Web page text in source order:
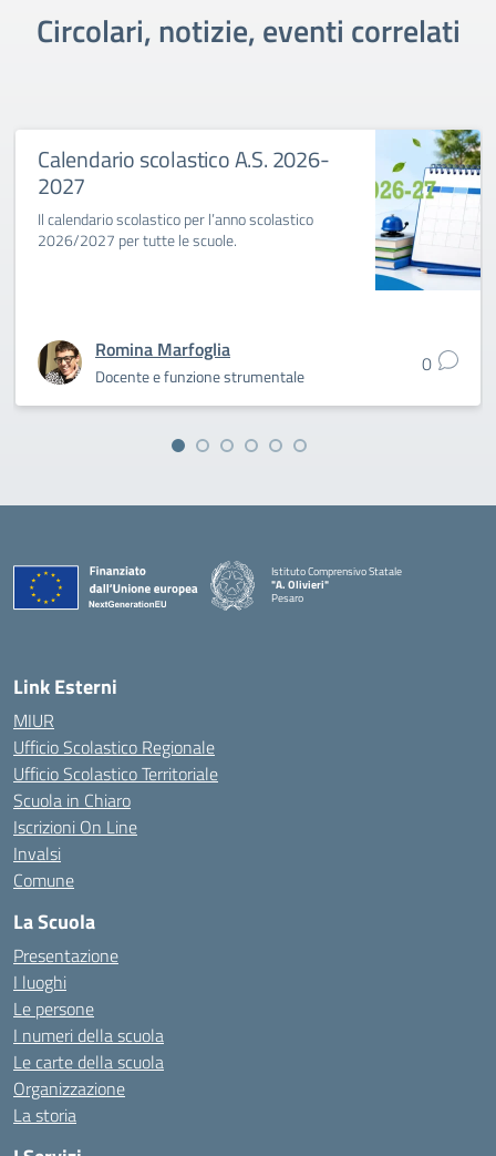
Circolari, notizie, eventi correlati
Calendario scolastico A.S. 2026-
2027
Il calendario scolastico per l’anno scolastico
2026/2027 per tutte le scuole.
Romina Marfoglia
Docente e funzione strumentale 0
Istituto Comprensivo Statale
"A. Olivieri"
Pesaro
Link Esterni
MIUR
Ufficio Scolastico Regionale
Ufficio Scolastico Territoriale
Scuola in Chiaro
Iscrizioni On Line
Invalsi
Comune
La Scuola
Presentazione
I luoghi
Le persone
I numeri della scuola
Le carte della scuola
Organizzazione
La storia